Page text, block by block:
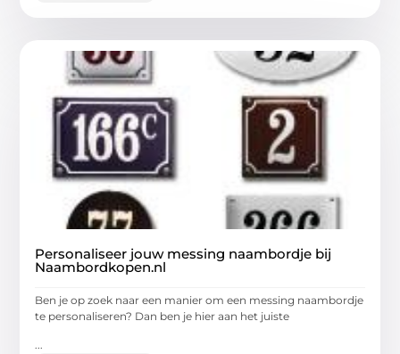
Personaliseer jouw messing naambordje bij
Naambordkopen.nl
Ben je op zoek naar een manier om een messing naambordje
te personaliseren? Dan ben je hier aan het juiste
...